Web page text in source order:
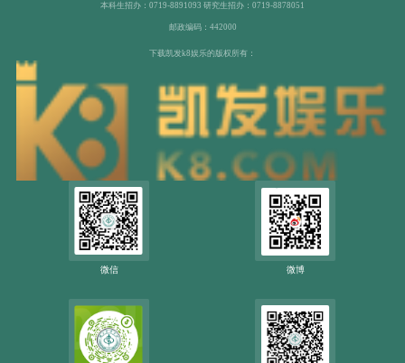
本科生招办：0719-8891093 研究生招办：0719-8878051
邮政编码：442000
下载凯发k8娱乐的版权所有：
微信 微博